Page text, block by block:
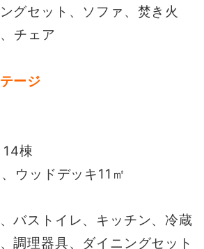
グセット、ソファ、焚き火
チェア
ージ
棟
ウッドデッキ11㎡
、バストイレ、キッチン、冷蔵
調理器具、ダイニングセット